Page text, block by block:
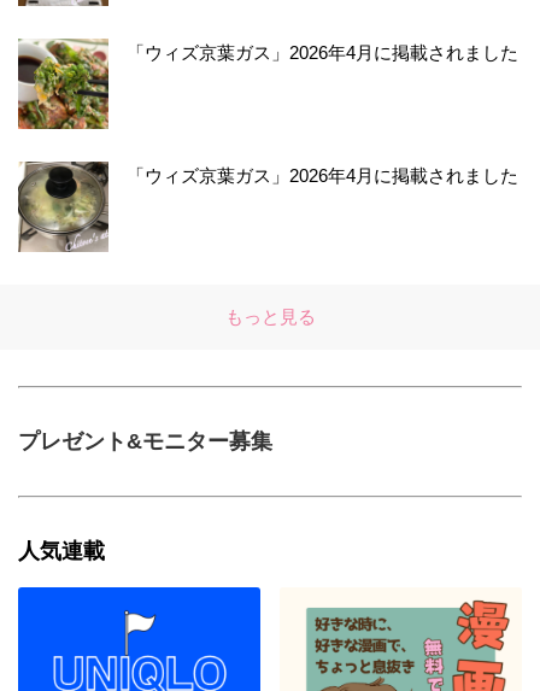
「ウィズ京葉ガス」2026年4月に掲載されました
「ウィズ京葉ガス」2026年4月に掲載されました
もっと見る
プレゼント&モニター募集
人気連載